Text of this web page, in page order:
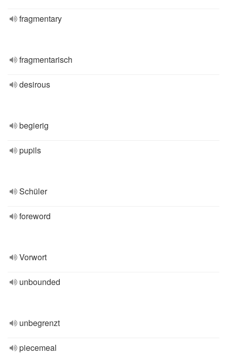
fragmentary
fragmentarisch
desirous
begierig
pupils
Schüler
foreword
Vorwort
unbounded
unbegrenzt
piecemeal